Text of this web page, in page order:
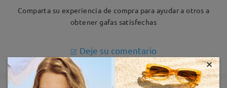
Comparta su experiencia de compra para ayudar a otros a
obtener gafas satisfechas
Deje su comentario
×